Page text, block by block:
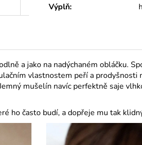
Výplň:
M
a jako na nadýchaném obláčku.
vlastnostem peří a prodyšnosti
mušelín navíc perfektně saje
ho často budí, a dopřeje mu tak